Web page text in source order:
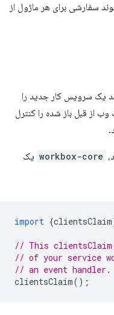
سفارشی برای هر ماژول از
یک سرویس کار جدید را
از قبل باز شده را کنترل
workbox-core یک
import {clientsClaim
// This
// of your service
// an event handler.
clientsClaim();